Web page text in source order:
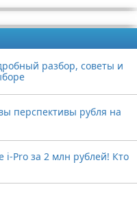
разбор, советы и
перспективы рубля на
i-Pro за 2 млн рублей! Кто